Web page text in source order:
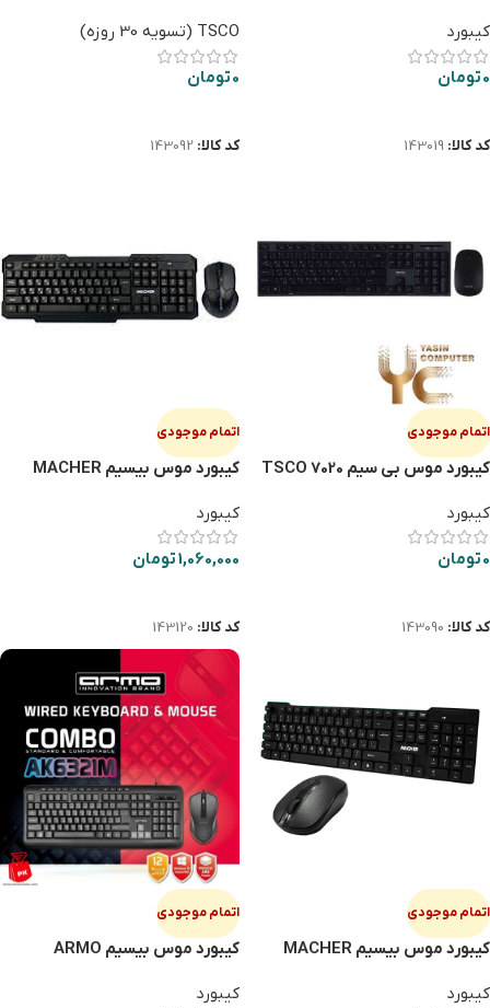
کیبورد
0تومان
کد کالا: 143019
TSCO (تسویه 30 روزه)
0تومان
کد کالا: 143092
اتمام موجودی
کیبورد موس بی سیم TSCO 7020
کیبورد
0تومان
کد کالا: 143090
اتمام موجودی
کیبورد موس بیسیم MACHER
کیبورد
1,060,000تومان
کد کالا: 143120
اتمام موجودی
کیبورد موس بیسیم MACHER
کیبورد
اتمام موجودی
کیبورد موس بیسیم ARMO
کیبورد